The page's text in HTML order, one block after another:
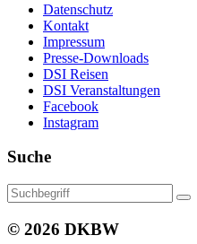
Datenschutz
Kontakt
Impressum
Presse-Downloads
DSI Reisen
DSI Veranstaltungen
Facebook
Instagram
Suche
© 2026 DKBW